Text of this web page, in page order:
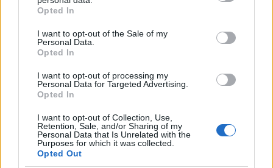
grant or deny consent to Google and its third-party tags to
use your data for below specified purposes in below Google
consent section.
Opted In
I want to opt-out of the Sale of my
Personal Data.
Opted In
I want to opt-out of processing my
Personal Data for Targeted Advertising.
Opted In
I want to opt-out of Collection, Use,
Retention, Sale, and/or Sharing of my
Personal Data that Is Unrelated with the
Purposes for which it was collected.
Opted Out